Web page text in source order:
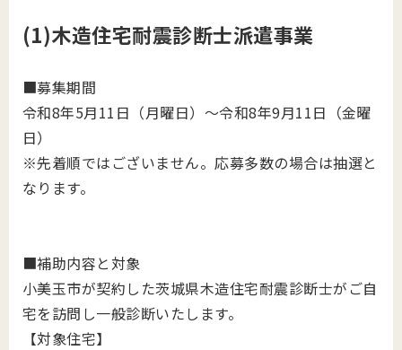
(1)木造住宅耐震診断士派遣事業
■募集期間
令和8年5月11日（月曜日）～令和8年9月11日（金曜
日）
※先着順ではございません。応募多数の場合は抽選と
なります。
■補助内容と対象
小美玉市が契約した茨城県木造住宅耐震診断士がご自
宅を訪問し一般診断いたします。
【対象住宅】